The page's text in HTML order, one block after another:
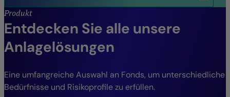
Produkt
Entdecken Sie alle unsere
Anlagelösungen
Eine umfangreiche Auswahl an Fonds, um unterschiedliche
Bedürfnisse und Risikoprofile zu erfüllen.